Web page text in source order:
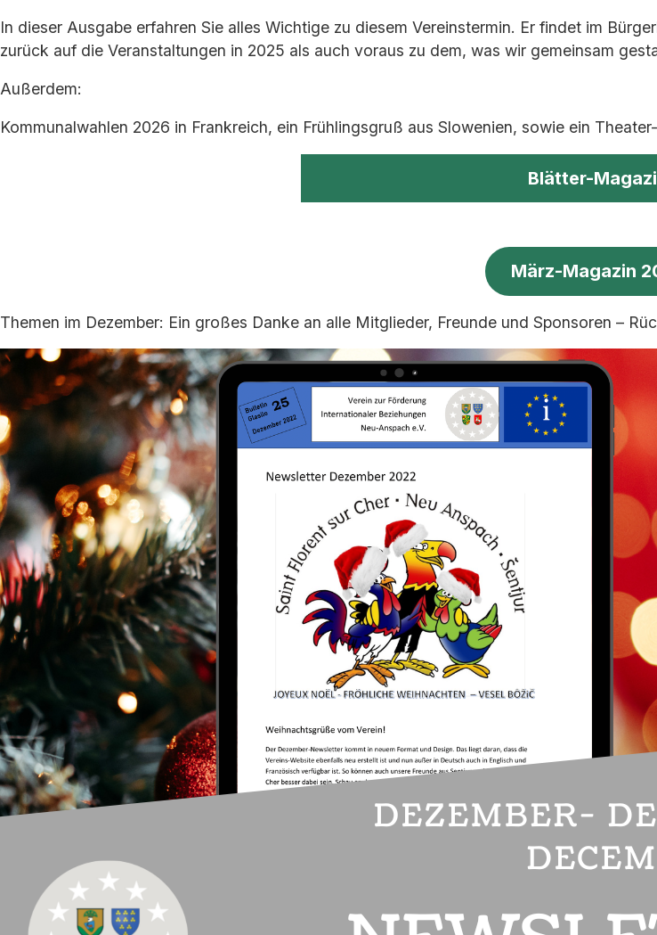
In dieser Ausgabe erfahren Sie alles Wichtige zu diesem Vereinstermin. Er findet im
zurück auf die Veranstaltungen in 2025 als auch voraus zu dem, was wir gemeinsam
Außerdem:
Kommunalwahlen 2026 in Frankreich, ein Frühlingsgruß aus Slowenien, sowie ein
Blätter-
März-Magazin
Themen im Dezember: Ein großes Danke an alle Mitglieder, Freunde und Sponsoren –